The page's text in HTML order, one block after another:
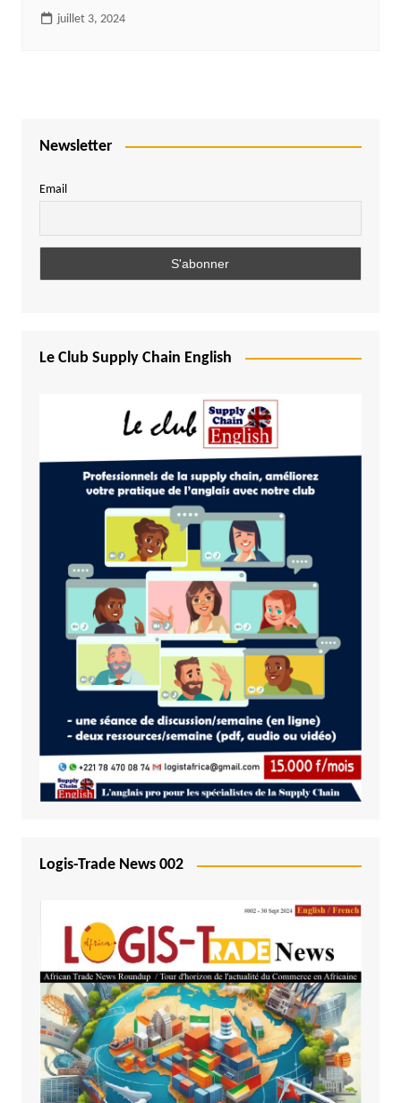
juillet 3, 2024
Newsletter
Email
Le Club Supply Chain English
Logis-Trade News 002